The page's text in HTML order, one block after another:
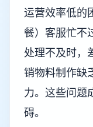
运营效率低的
餐）客服忙不
处理不及时，
销物料制作缺
力。这些问题
碍。